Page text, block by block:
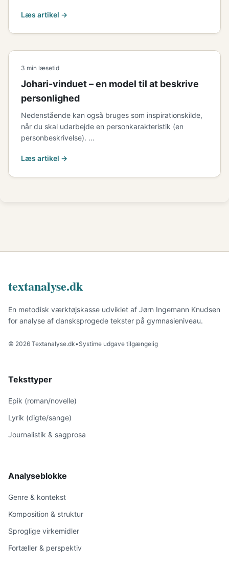
Læs artikel →
3 min læsetid
Johari-vinduet – en model til at beskrive
personlighed
Nedenstående kan også bruges som inspirationskilde,
når du skal udarbejde en personkarakteristik (en
personbeskrivelse). …
Læs artikel →
textanalyse.dk
En metodisk værktøjskasse udviklet af Jørn Ingemann Knudsen
for analyse af dansksprogede tekster på gymnasieniveau.
© 2026 Textanalyse.dk•Systime udgave tilgængelig
Teksttyper
Epik (roman/novelle)
Lyrik (digte/sange)
Journalistik & sagprosa
Analyseblokke
Genre & kontekst
Komposition & struktur
Sproglige virkemidler
Fortæller & perspektiv